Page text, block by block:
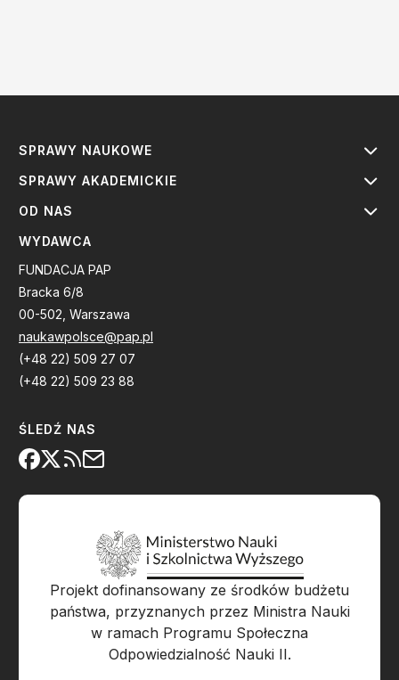
SPRAWY NAUKOWE
SPRAWY AKADEMICKIE
OD NAS
WYDAWCA
FUNDACJA PAP
Bracka 6/8
00-502, Warszawa
naukawpolsce@pap.pl
(+48 22) 509 27 07
(+48 22) 509 23 88
ŚLEDŹ NAS
Projekt dofinansowany ze środków budżetu
państwa, przyznanych przez Ministra Nauki
w ramach Programu Społeczna
Odpowiedzialność Nauki II.